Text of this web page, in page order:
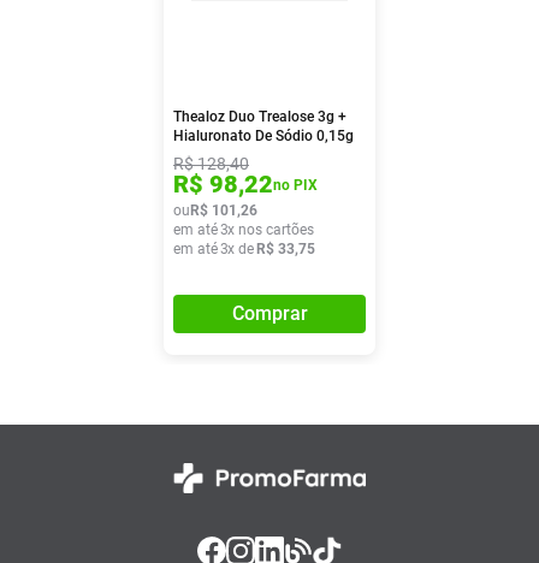
Thealoz Duo Trealose 3g +
Hialuronato De Sódio 0,15g
Frasco 10ml
R$128,40
R$ 98,22no PIX
ou R$ 101 ,26
em até3x nos cartões
em até3x de R$ 33,75
Comprar